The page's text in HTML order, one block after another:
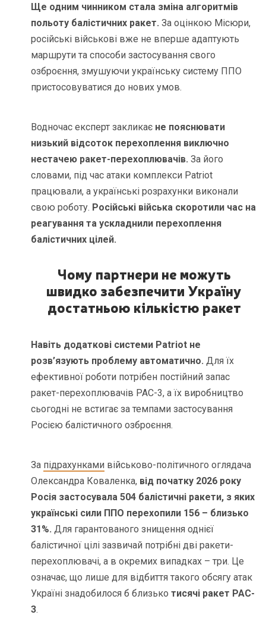
Ще одним чинником стала зміна алгоритмів
польоту балістичних ракет. За оцінкою Місюри,
російські військові вже не вперше адаптують
маршрути та способи застосування свого
озброєння, змушуючи українську систему ППО
пристосовуватися до нових умов.
Водночас експерт закликає не пояснювати
низький відсоток перехоплення виключно
нестачею ракет-перехоплювачів. За його
словами, під час атаки комплекси Patriot
працювали, а українські розрахунки виконали
свою роботу. Російські війська скоротили час на
реагування та ускладнили перехоплення
балістичних цілей.
Чому партнери не можуть
швидко забезпечити Україну
достатньою кількістю ракет
Навіть додаткові системи Patriot не
розв’язують проблему автоматично. Для їх
ефективної роботи потрібен постійний запас
ракет-перехоплювачів PAC-3, а їх виробництво
сьогодні не встигає за темпами застосування
Росією балістичного озброєння.
За підрахунками військово-політичного оглядача
Олександра Коваленка, від початку 2026 року
Росія застосувала 504 балістичні ракети, з яких
українські сили ППО перехопили 156 – близько
31%. Для гарантованого знищення однієї
балістичної цілі зазвичай потрібні дві ракети-
перехоплювачі, а в окремих випадках – три. Це
означає, що лише для відбиття такого обсягу атак
Україні знадобилося б близькотисячі ракет PAC-
3.